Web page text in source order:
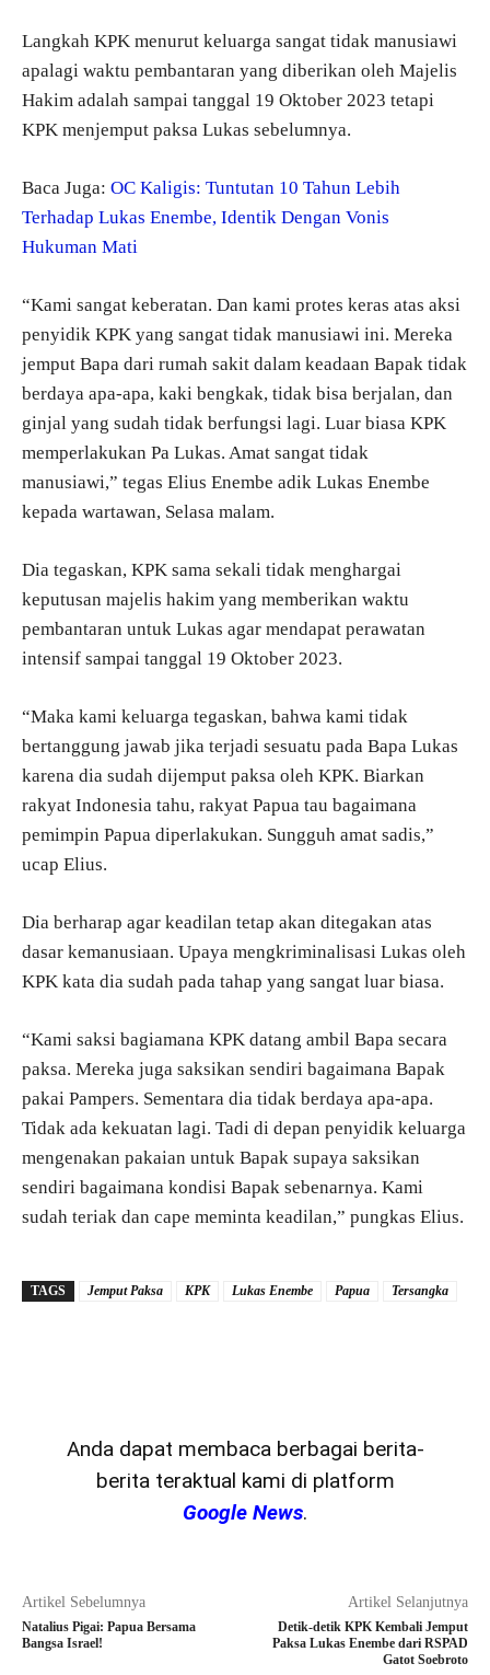
Langkah KPK menurut keluarga sangat tidak manusiawi
apalagi waktu pembantaran yang diberikan oleh Majelis
Hakim adalah sampai tanggal 19 Oktober 2023 tetapi
KPK menjemput paksa Lukas sebelumnya.
Baca Juga: OC Kaligis: Tuntutan 10 Tahun Lebih
Terhadap Lukas Enembe, Identik Dengan Vonis
Hukuman Mati
“Kami sangat keberatan. Dan kami protes keras atas aksi
penyidik KPK yang sangat tidak manusiawi ini. Mereka
jemput Bapa dari rumah sakit dalam keadaan Bapak tidak
berdaya apa-apa, kaki bengkak, tidak bisa berjalan, dan
ginjal yang sudah tidak berfungsi lagi. Luar biasa KPK
memperlakukan Pa Lukas. Amat sangat tidak
manusiawi,” tegas Elius Enembe adik Lukas Enembe
kepada wartawan, Selasa malam.
Dia tegaskan, KPK sama sekali tidak menghargai
keputusan majelis hakim yang memberikan waktu
pembantaran untuk Lukas agar mendapat perawatan
intensif sampai tanggal 19 Oktober 2023.
“Maka kami keluarga tegaskan, bahwa kami tidak
bertanggung jawab jika terjadi sesuatu pada Bapa Lukas
karena dia sudah dijemput paksa oleh KPK. Biarkan
rakyat Indonesia tahu, rakyat Papua tau bagaimana
pemimpin Papua diperlakukan. Sungguh amat sadis,”
ucap Elius.
Dia berharap agar keadilan tetap akan ditegakan atas
dasar kemanusiaan. Upaya mengkriminalisasi Lukas oleh
KPK kata dia sudah pada tahap yang sangat luar biasa.
“Kami saksi bagiamana KPK datang ambil Bapa secara
paksa. Mereka juga saksikan sendiri bagaimana Bapak
pakai Pampers. Sementara dia tidak berdaya apa-apa.
Tidak ada kekuatan lagi. Tadi di depan penyidik keluarga
mengenakan pakaian untuk Bapak supaya saksikan
sendiri bagaimana kondisi Bapak sebenarnya. Kami
sudah teriak dan cape meminta keadilan,” pungkas Elius.
TAGS Jemput Paksa KPK Lukas Enembe Papua Tersangka
Anda dapat membaca berbagai berita-
berita teraktual kami di platform
Google News.
Artikel Sebelumnya
Natalius Pigai: Papua Bersama
Bangsa Israel!
Artikel Selanjutnya
Detik-detik KPK Kembali Jemput
Paksa Lukas Enembe dari RSPAD
Gatot Soebroto